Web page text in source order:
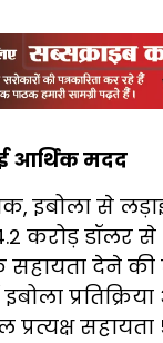
आर्थिक मदद
इबोला से
करोड़ डॉलर
सहायता देने